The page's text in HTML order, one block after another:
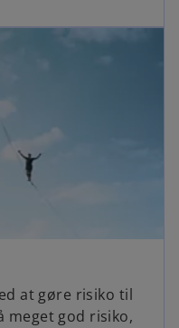
at gøre risiko til
meget god risiko,